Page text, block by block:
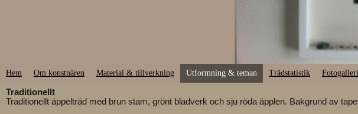
Hem Om konstnären Material & tillverkning Utformning & teman Trädstatistik Fotogalleri
Traditionellt
Traditionellt äppelträd med brun stam, grönt bladverk och sju röda äpplen. Bakgrund av